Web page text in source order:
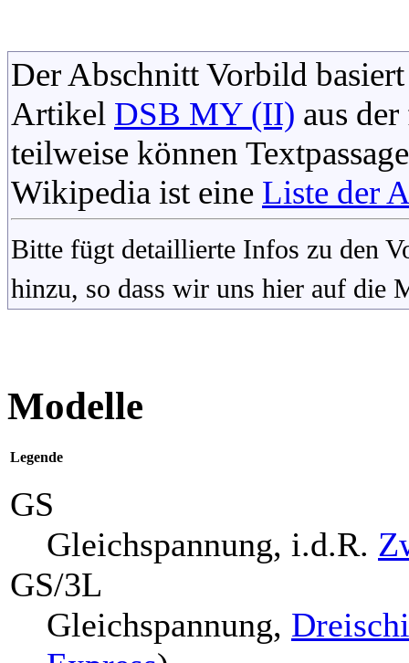
Der Abschnitt Vorbild
Artikel DSB MY (II) aus
teilweise können
Wikipedia ist eine Liste der
Bitte fügt detaillierte Infos zu den
hinzu, so dass wir uns hier auf die
Modelle
Legende
GS
Gleichspannung, i.d.R.
GS/3L
Gleichspannung,